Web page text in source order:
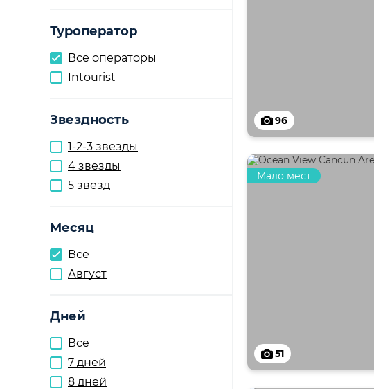
Туроператор
Все операторы
Intourist
Звездность
1-2-3 звезды
4 звезды
5 звезд
Месяц
Все
Август
Дней
Все
7 дней
8 дней
96
51
Мало мест